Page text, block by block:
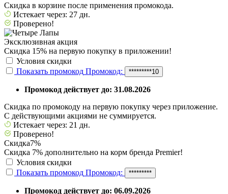
Скидка в корзине после применения промокода.
Истекает через: 27 дн.
Проверено!
Эксклюзивная акция
Скидка 15% на первую покупку в приложении!
Условия скидки
Показать промокод Промокод: *********10
Промокод действует до: 31.08.2026
Скидка по промокоду на первую покупку через приложение.
С действующими акциями не суммируется.
Истекает через: 21 дн.
Проверено!
Скидка7%
Скидка 7% дополнительно на корм бренда Premier!
Условия скидки
Показать промокод Промокод: *********
Промокод действует до: 06.09.2026